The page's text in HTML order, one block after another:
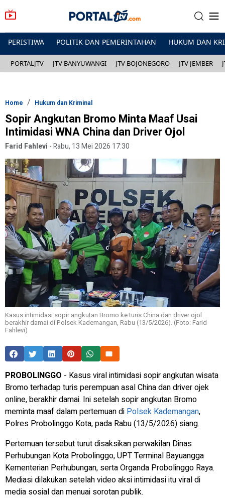
PERISTIWA POLITIK DAN PEMERINTAHAN HUKUM DAN
PORTALJTV JTV BANYUWANGI JTV BOJONEGORO JTV JEMBER
Home Hukum dan Kriminal
Sopir Angkutan Bromo Minta Maaf Usai
Intimidasi WNA China dan Driver Ojol
Farid Fahlevi -Rabu, 13 Mei 2026 17:30
Kasus intimidasi sopir angkutan Bromo ke turis China dan driver ojol
berakhir damai di Polsek Kademangan, Rabu (13/5/2026). (Foto: Farid
Fahlevi)
PROBOLINGGO - Kasus viral intimidasi sopir angkutan wisata
Bromo terhadap turis perempuan asal China dan driver ojek
online, berakhir damai. Ini setelah sopir angkutan Bromo
meminta maaf dalam pertemuan di Polsek Kademangan,
Polres Probolinggo Kota, pada Rabu (13/5/2026) siang.
Pertemuan tersebut turut disaksikan perwakilan Dinas
Perhubungan Kota Probolinggo, UPT Terminal Bayuangga
Kementerian Perhubungan, serta Organda Probolinggo Raya.
Mediasi dilakukan setelah video aksi intimidasi itu viral di
media sosial dan menuai sorotan publik.